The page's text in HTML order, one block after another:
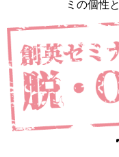
ミの個性